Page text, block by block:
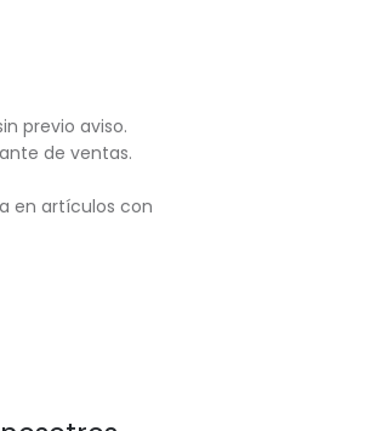
previo aviso.
de ventas.
en artículos con